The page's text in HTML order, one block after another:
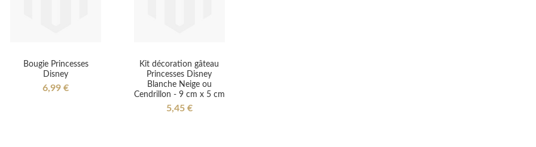
Bougie Princesses
Disney
6,99 €
Kit décoration gâteau
Princesses Disney
Blanche Neige ou
Cendrillon - 9 cm x 5 cm
5,45 €